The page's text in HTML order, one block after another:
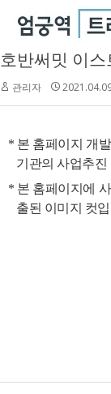
호반써밋 이
관리자
* 본 홈페이지 개
기관의 사업추진
* 본 홈페이지에
출된 이미지 컷